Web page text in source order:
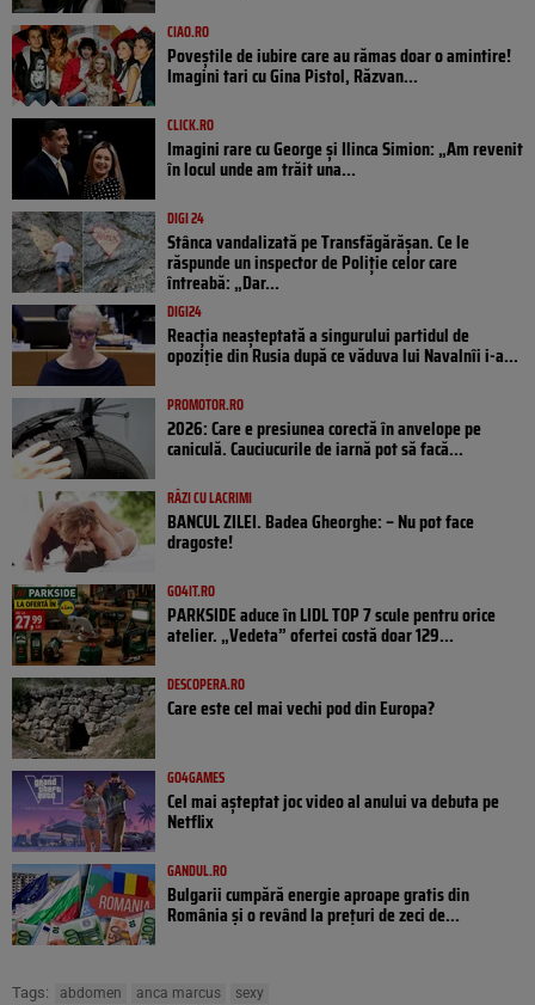
CIAO.RO
Poveştile de iubire care au rămas doar o amintire!
Imagini tari cu Gina Pistol, Răzvan...
CLICK.RO
Imagini rare cu George și Ilinca Simion: „Am revenit
în locul unde am trăit una...
DIGI 24
Stânca vandalizată pe Transfăgărășan. Ce le
răspunde un inspector de Poliție celor care
întreabă: „Dar...
DIGI24
Reacția neașteptată a singurului partidul de
opoziţie din Rusia după ce văduva lui Navalnîi i-a...
PROMOTOR.RO
2026: Care e presiunea corectă în anvelope pe
caniculă. Cauciucurile de iarnă pot să facă...
RÂZI CU LACRIMI
BANCUL ZILEI. Badea Gheorghe: – Nu pot face
dragoste!
GO4IT.RO
PARKSIDE aduce în LIDL TOP 7 scule pentru orice
atelier. „Vedeta” ofertei costă doar 129...
DESCOPERA.RO
Care este cel mai vechi pod din Europa?
GO4GAMES
Cel mai așteptat joc video al anului va debuta pe
Netflix
GANDUL.RO
Bulgarii cumpără energie aproape gratis din
România și o revând la prețuri de zeci de...
Tags: abdomen anca marcus sexy